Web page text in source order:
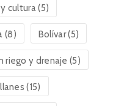
cultura (5)
(8) Bolívar(5)
riego y drenaje (5)
(15)